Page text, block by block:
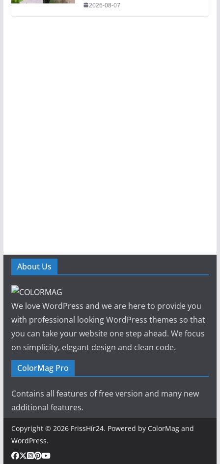
2026-08-07
About Us
We love WordPress and we are here to provide you
with professional looking WordPress themes so that
you can take your website one step ahead. We focus
on simplicity, elegant design and clean code.
ColorMag Pro
Contains all features of free version and many new
additional features.
Copyright © 2026 FrissHír24. Powered by ColorMagand
WordPress.